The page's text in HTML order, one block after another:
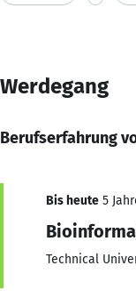
Werdegang
Berufserfahrung
Bis heute 5
Technical